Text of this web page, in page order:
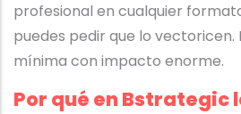
profesional en cualquier
puedes pedir que lo vectoricen.
mínima con impacto enorme.
Por qué en Bstrategic